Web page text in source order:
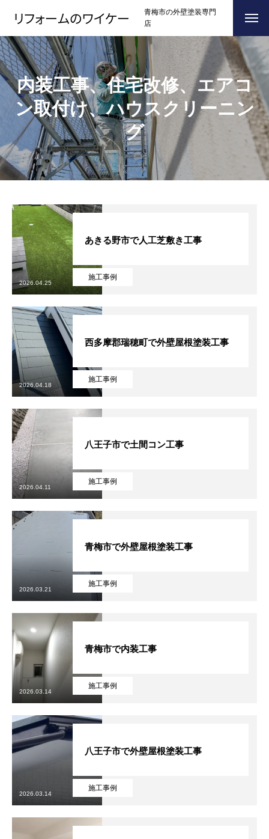
青梅市の外壁塗装専門
店
ホーム HOME
浴槽塗装
３つのこだわり CONCEPT
施工事例
お問い合わせからの流れ
ブログ
会社案内
協力下請け業者募集
お問い合わせ
ホーム 浴槽塗装 ３つのこだわり 施工事例 お問い合わせから
内装工事、住宅改修、エアコ
ン取付け、ハウスクリーニン
グ
施工事例
あきる野市で人工芝敷き工事
2026.04.25
施工事例
西多摩郡瑞穂町で外壁屋根塗装工事
2026.04.18
施工事例
八王子市で土間コン工事
2026.04.11
施工事例
青梅市で外壁屋根塗装工事
2026.03.21
施工事例
青梅市で内装工事
2026.03.14
施工事例
八王子市で外壁屋根塗装工事
2026.03.14